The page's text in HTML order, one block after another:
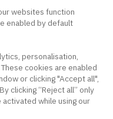
websites function
enabled by default
personalisation,
cookies are enabled
or clicking "Accept all",
clicking “Reject all” only
while using our